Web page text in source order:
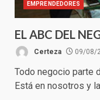
EMPRENDEDORES
EL ABC DEL
Certeza 09/08/
Todo negocio parte
Está en nosotros y